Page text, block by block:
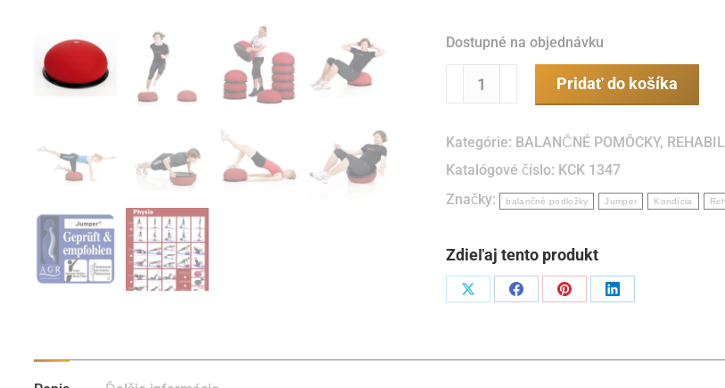
Dostupné na objednávku
množstvo
Jumper®
Pridať do košíka
Kategórie: BALANČNÉ POMÔCKY,
Katalógové číslo: KCK 1347
Značky:
balančné podložky Jumper Kondícia
Zdieľaj tento produkt
Podiel Podiel Podiel Podiel